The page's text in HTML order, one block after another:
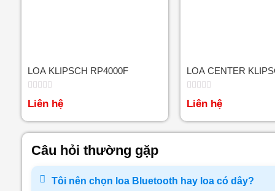
LOA KLIPSCH RP4000F
Được
xếp
0
5
Liên hệ
LOA CENTER
Được
xếp
0
5
Liên hệ
Câu hỏi thường gặp
Tôi nên chọn loa Bluetooth hay loa có dây?